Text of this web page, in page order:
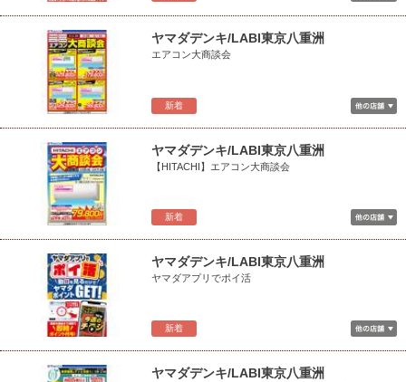
新着
ヤマダデンキ/LABI東京八重洲
エアコン大商談会
新着
ヤマダデンキ/LABI東京八重洲
【HITACHI】エアコン大商談会
新着
ヤマダデンキ/LABI東京八重洲
ヤマダアプリでポイ活
ヤマダデンキ/LABI東京八重洲